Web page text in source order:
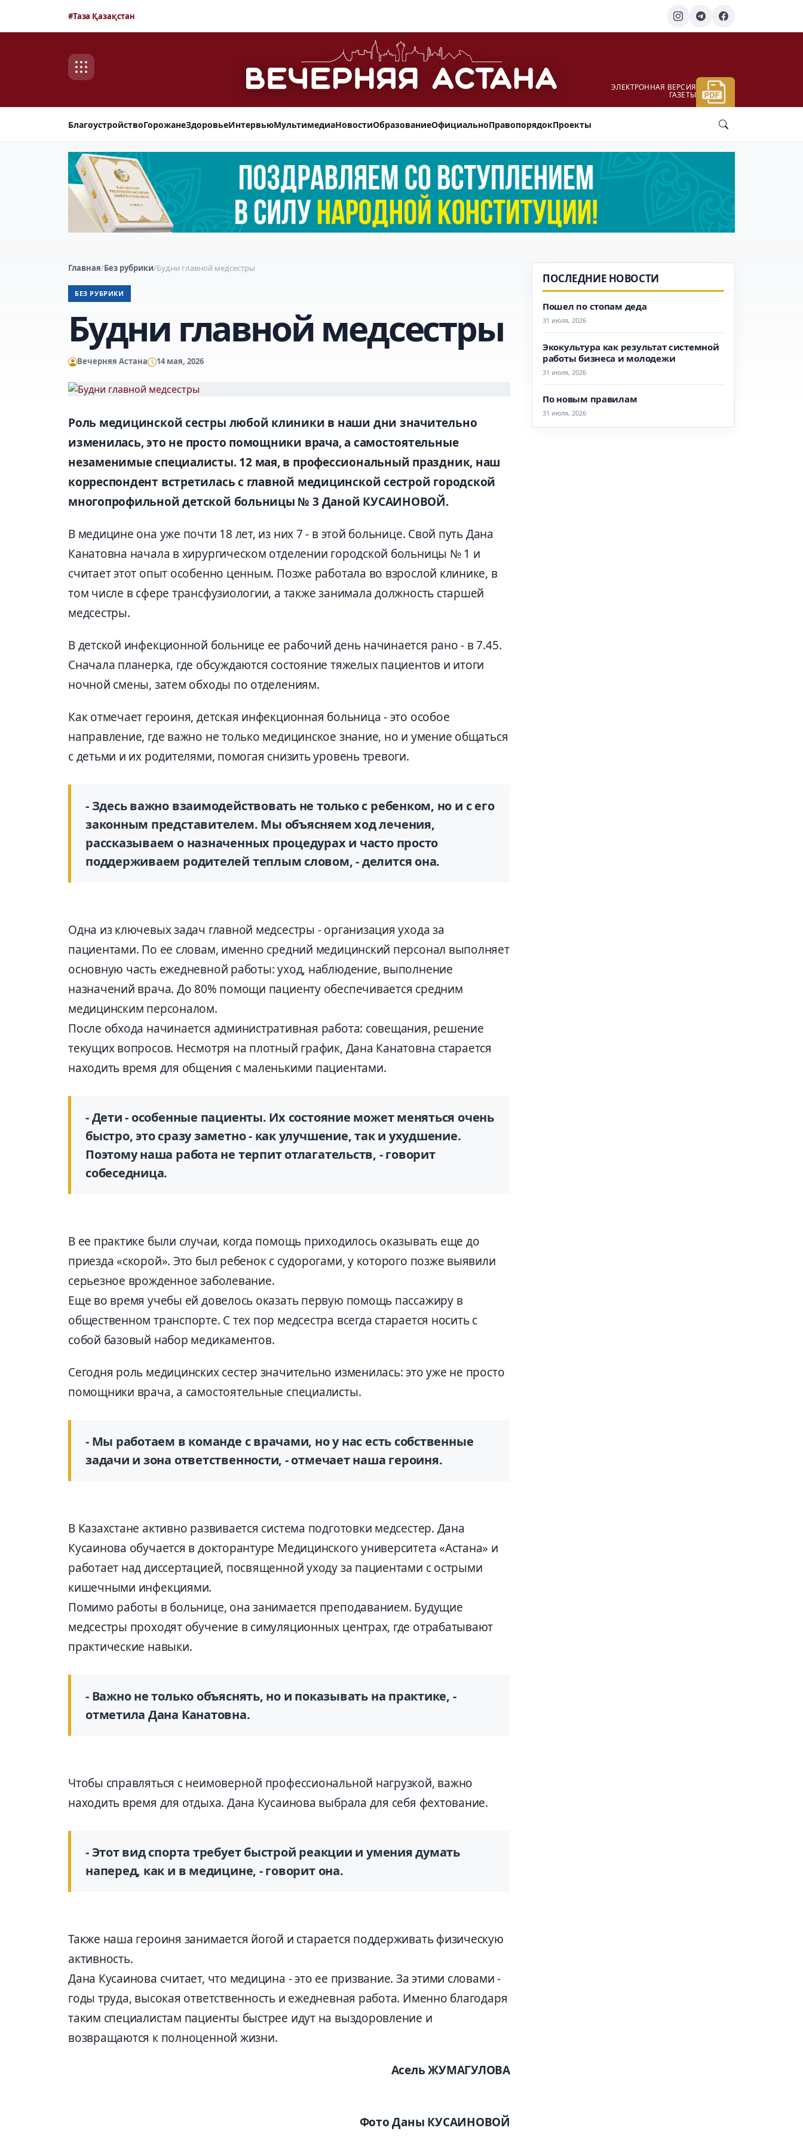
#Таза Қазақстан
ЭЛЕКТРОННАЯ ВЕРСИЯ
ГАЗЕТЫ
БлагоустройствоГорожанеЗдоровьеИнтервьюМультимедиаНовостиОбразованиеОфициальноПравопорядокПроекты
Главная/Без рубрики/Будни главной медсестры
БЕЗ РУБРИКИ
Будни главной медсестры
Вечерняя Астана 14 мая, 2026
Роль медицинской сестры любой клиники в наши дни значительно
изменилась, это не просто помощники врача, а самостоятельные
незаменимые специалисты. 12 мая, в профессиональный праздник, наш
корреспондент встретилась с главной медицинской сестрой городской
многопрофильной детской больницы № 3 Даной КУСАИНОВОЙ.
В медицине она уже почти 18 лет, из них 7 - в этой больнице. Свой путь Дана
Канатовна начала в хирургическом отделении городской больницы № 1 и
считает этот опыт особенно ценным. Позже работала во взрослой клинике, в
том числе в сфере трансфузиологии, а также занимала должность старшей
медсестры.
В детской инфекционной больнице ее рабочий день начинается рано - в 7.45.
Сначала планерка, где обсуждаются состояние тяжелых пациентов и итоги
ночной смены, затем обходы по отделениям.
Как отмечает героиня, детская инфекционная больница - это особое
направление, где важно не только медицинское знание, но и умение общаться
с детьми и их родителями, помогая снизить уровень тревоги.
- Здесь важно взаимодействовать не только с ребенком, но и с его
законным представителем. Мы объясняем ход лечения,
рассказываем о назначенных процедурах и часто просто
поддерживаем родителей теплым словом, - делится она.
Одна из ключевых задач главной медсестры - организация ухода за
пациентами. По ее словам, именно средний медицинский персонал выполняет
основную часть ежедневной работы: уход, наблюдение, выполнение
назначений врача. До 80% помощи пациенту обеспечивается средним
медицинским персоналом.
После обхода начинается административная работа: совещания, решение
текущих вопросов. Несмотря на плотный график, Дана Канатовна старается
находить время для общения с маленькими пациентами.
- Дети - особенные пациенты. Их состояние может меняться очень
быстро, это сразу заметно - как улучшение, так и ухудшение.
Поэтому наша работа не терпит отлагательств, - говорит
собеседница.
В ее практике были случаи, когда помощь приходилось оказывать еще до
приезда «скорой». Это был ребенок с судорогами, у которого позже выявили
серьезное врожденное заболевание.
Еще во время учебы ей довелось оказать первую помощь пассажиру в
общественном транспорте. С тех пор медсестра всегда старается носить с
собой базовый набор медикаментов.
Сегодня роль медицинских сестер значительно изменилась: это уже не просто
помощники врача, а самостоятельные специалисты.
- Мы работаем в команде с врачами, но у нас есть собственные
задачи и зона ответственности, - отмечает наша героиня.
В Казахстане активно развивается система подготовки медсестер. Дана
Кусаинова обучается в докторантуре Медицинского университета «Астана» и
работает над диссертацией, посвященной уходу за пациентами с острыми
кишечными инфекциями.
Помимо работы в больнице, она занимается преподаванием. Будущие
медсестры проходят обучение в симуляционных центрах, где отрабатывают
практические навыки.
- Важно не только объяснять, но и показывать на практике, -
отметила Дана Канатовна.
Чтобы справляться с неимоверной профессиональной нагрузкой, важно
находить время для отдыха. Дана Кусаинова выбрала для себя фехтование.
- Этот вид спорта требует быстрой реакции и умения думать
наперед, как и в медицине, - говорит она.
Также наша героиня занимается йогой и старается поддерживать физическую
активность.
Дана Кусаинова считает, что медицина - это ее призвание. За этими словами -
годы труда, высокая ответственность и ежедневная работа. Именно благодаря
таким специалистам пациенты быстрее идут на выздоровление и
возвращаются к полноценной жизни.
Асель ЖУМАГУЛОВА
Фото Даны КУСАИНОВОЙ
ПОСЛЕДНИЕ НОВОСТИ
Пошел по стопам деда
31 июля, 2026
Экокультура как результат системной
работы бизнеса и молодежи
31 июля, 2026
По новым правилам
31 июля, 2026